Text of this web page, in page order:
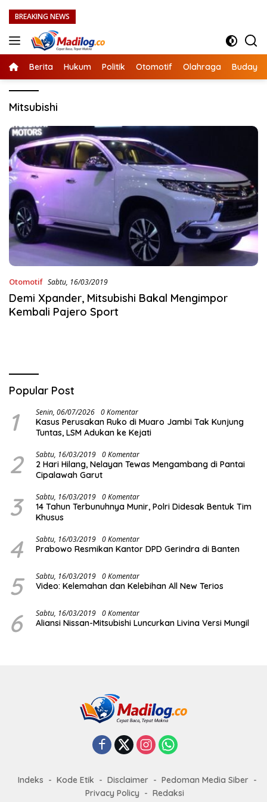
BREAKING NEWS
Berita Hukum Politik Otomotif Olahraga Budaya
Mitsubishi
Otomotif Sabtu, 16/03/2019
Demi Xpander, Mitsubishi Bakal Mengimpor
Kembali Pajero Sport
Popular Post
1 Senin, 06/07/2026 0 Komentar
Kasus Perusakan Ruko di Muaro Jambi Tak Kunjung
Tuntas, LSM Adukan ke Kejati
2 Sabtu, 16/03/2019 0 Komentar
2 Hari Hilang, Nelayan Tewas Mengambang di Pantai
Cipalawah Garut
3 Sabtu, 16/03/2019 0 Komentar
14 Tahun Terbunuhnya Munir, Polri Didesak Bentuk Tim
Khusus
4 Sabtu, 16/03/2019 0 Komentar
Prabowo Resmikan Kantor DPD Gerindra di Banten
5 Sabtu, 16/03/2019 0 Komentar
Video: Kelemahan dan Kelebihan All New Terios
6 Sabtu, 16/03/2019 0 Komentar
Aliansi Nissan-Mitsubishi Luncurkan Livina Versi Mungil
Indeks Kode Etik Disclaimer
Pedoman Media Siber
Privacy Policy
Redaksi